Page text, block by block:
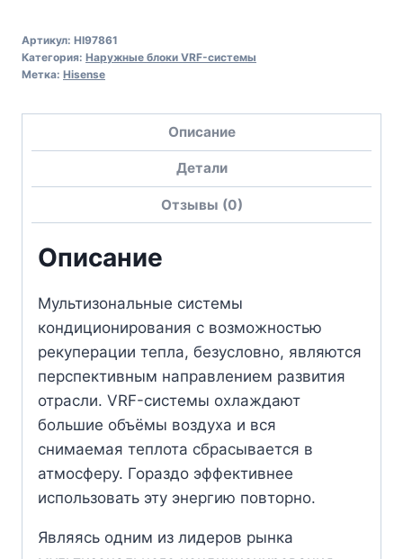
Артикул: HI97861
Категория: Наружные блоки VRF-системы
Метка: Hisense
Описание
Детали
Отзывы (0)
Описание
Мультизональные системы
кондиционирования с возможностью
рекуперации тепла, безусловно, являются
перспективным направлением развития
отрасли. VRF-системы охлаждают
большие объёмы воздуха и вся
снимаемая теплота сбрасывается в
атмосферу. Гораздо эффективнее
использовать эту энергию повторно.
Являясь одним из лидеров рынка